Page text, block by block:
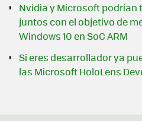
Nvidia y Microsoft
juntos con el objetivo de
Windows 10 en SoC ARM
Si eres desarrollador ya
las Microsoft HoloLens